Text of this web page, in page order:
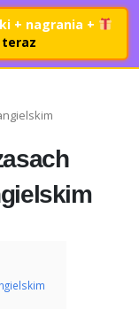
+ nagrania +
teraz